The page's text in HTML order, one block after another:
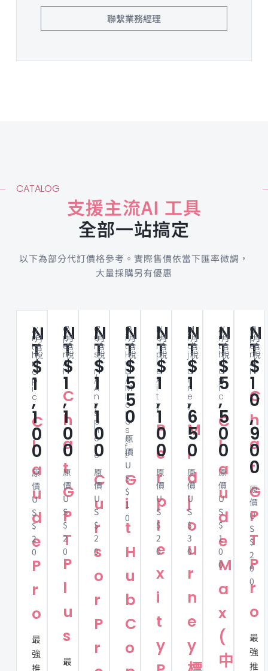
聯繫業務經理
CATALOG
支援主流AI 工具
全部一站搞定
以下為部分代訂價格參考。實際售價依當下匯率微調，
大量採購另有優惠
A
n
t
h
r
o
p
i
c
C
l
a
u
d
e
P
r
o
最
強
推
N
T
$
1
,
1
0
0
/
月
含
稅
原
價
U
S
$
2
0
O
p
e
n
A
I
C
h
a
t
G
P
T
P
l
u
s
最
N
T
$
1
,
1
0
0
/
月
含
稅
原
價
U
S
$
2
0
C
u
r
s
o
r
/
A
n
y
s
p
h
e
r
e
C
u
r
s
o
r
P
r
N
T
$
1
,
1
0
0
/
月
含
稅
原
價
U
S
$
2
0
G
i
t
H
u
b
/
M
i
c
r
o
s
o
f
t
G
i
t
H
u
b
C
o
N
T
$
5
5
0
/
月
含
稅
原
價
U
S
$
1
0
P
e
r
p
l
e
x
i
t
y
P
e
r
p
l
e
x
i
t
y
N
T
$
1
,
1
0
0
/
月
含
稅
原
價
U
S
$
2
0
M
i
d
j
o
u
r
n
e
y
M
i
d
j
o
u
r
n
e
y
N
T
$
1
,
6
5
0
/
月
含
稅
原
價
U
S
$
3
0
A
n
t
h
r
o
p
i
c
C
l
a
u
d
e
M
a
x
(
中
N
T
$
5
,
5
0
0
/
月
含
稅
原
價
U
S
$
1
0
0
O
p
e
n
A
I
C
h
a
t
G
P
T
P
r
o
最
強
推
N
T
$
1
0
,
9
0
0
/
月
含
稅
原
價
U
S
$
2
0
0